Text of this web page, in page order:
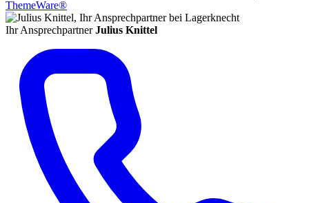
ThemeWare®
Ihr Ansprechpartner Julius Knittel